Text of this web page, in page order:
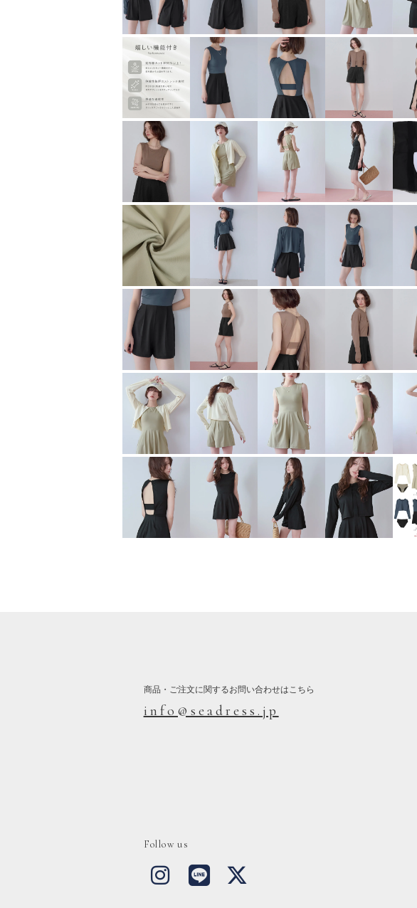
商品・ご注文に関するお問い合わせはこちら
info@seadress.jp
Follow us